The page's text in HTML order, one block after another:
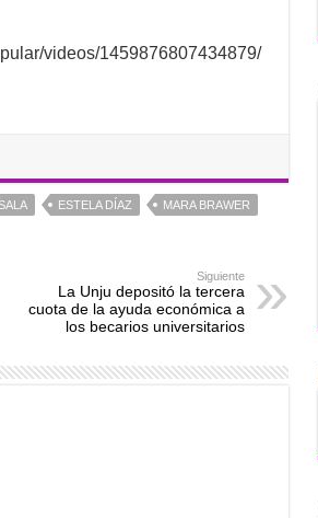
videos/1459876807434879/
ESTELA DÍAZ
MARA BRAWER
Siguiente
La Unju depositó la tercera
cuota de la ayuda económica a
los becarios universitarios